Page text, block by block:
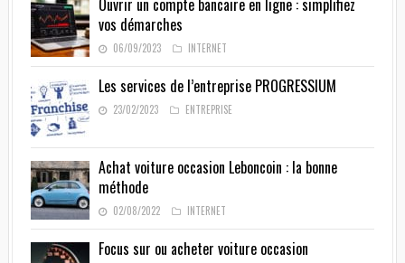
vos démarches
06/09/2023 INTERNET
Les services de l’entreprise PROGRESSIUM
23/02/2023 ENTREPRISE
Achat voiture occasion Leboncoin : la bonne
méthode
02/08/2022 INTERNET
Focus sur ou acheter voiture occasion